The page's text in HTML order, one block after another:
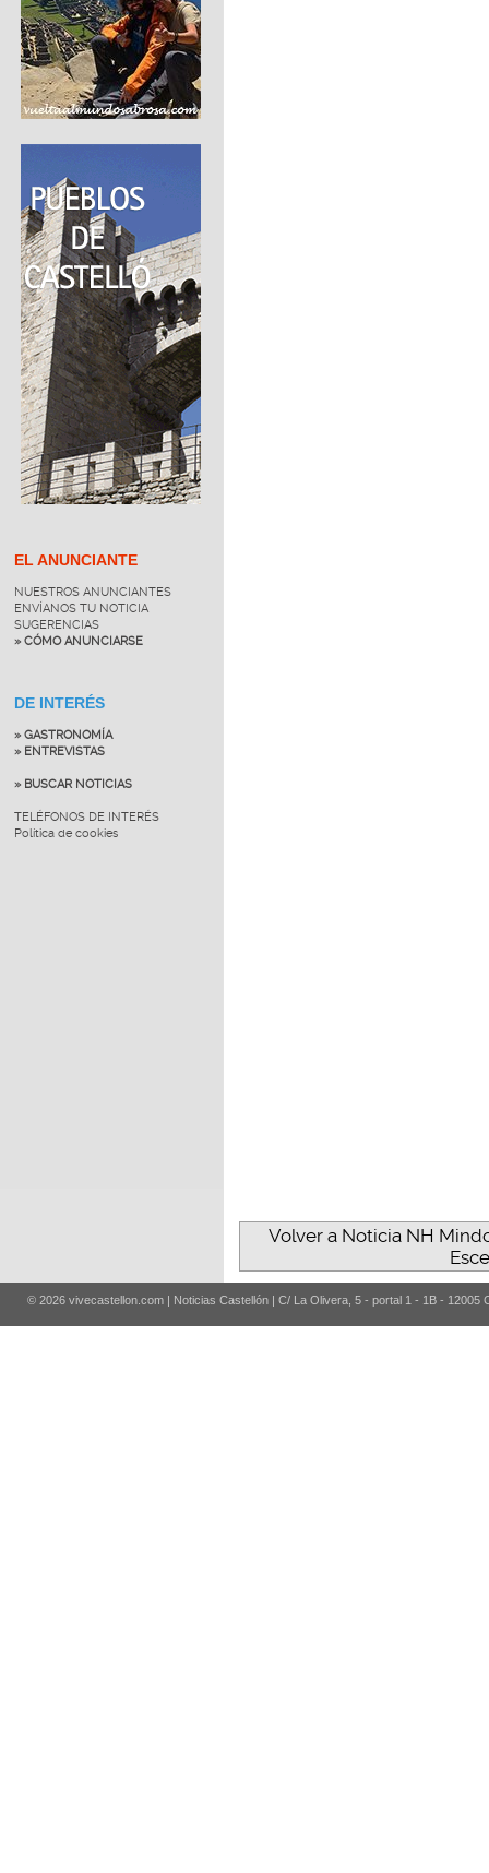
EL ANUNCIANTE
NUESTROS ANUNCIANTES
ENVÍANOS TU NOTICIA
SUGERENCIAS
» CÓMO ANUNCIARSE
DE INTERÉS
» GASTRONOMÍA
» ENTREVISTAS
» BUSCAR NOTICIAS
TELÉFONOS DE INTERÉS
Política de cookies
Volver a Noticia NH
© 2026 vivecastellon.com | Noticias Castellón | C/ La Olivera, 5 - portal 1 - 1B - 12005